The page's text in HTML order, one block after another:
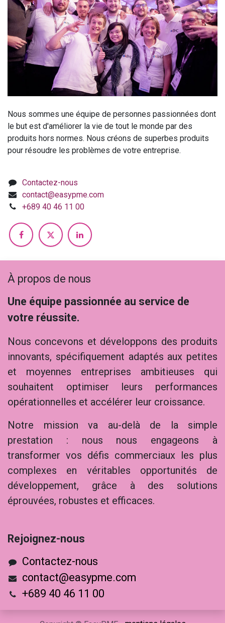
Nous sommes une équipe de personnes passionnées dont
le but est d'améliorer la vie de tout le monde par des
produits hors normes. Nous créons de superbes produits
pour résoudre les problèmes de votre entreprise.
Contactez-nous
contact@easypme.com
+689 40 46 11 00
À propos de nous
Une équipe passionnée au service de
votre réussite.
Nous concevons et développons des produits
innovants, spécifiquement adaptés aux petites
et moyennes entreprises ambitieuses qui
souhaitent optimiser leurs performances
opérationnelles et accélérer leur croissance.
Notre mission va au-delà de la simple
prestation : nous nous engageons à
transformer vos défis commerciaux les plus
complexes en véritables opportunités de
développement, grâce à des solutions
éprouvées, robustes et efficaces.
Rejoig​nez-nous
Contactez-nous
contact@easypme.com
+689 40 46 11 00